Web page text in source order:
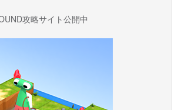
攻略サイト公開中